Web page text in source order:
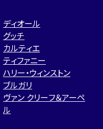
ディオール
グッチ
カルティエ
ティファニー
ハリー・ウィンストン
ブルガリ
ヴァン クリーフ＆アーペ
ル